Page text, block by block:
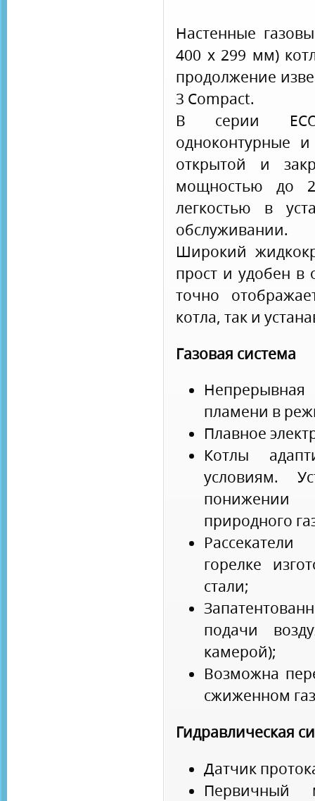
Настенные
400 х 299 мм)
продолжение
3 Compact.
В серии
одноконтурные
открытой и
мощностью до
легкостью в
обслуживании.
Широкий
прост и удобен
точно
котла, так и
Газовая система
пламени в
Плавное
Котлы
условиям.
природного
горелке
стали;
подачи
камерой);
Возможна
сжиженном
Гидравлическая
Датчик
Первичный